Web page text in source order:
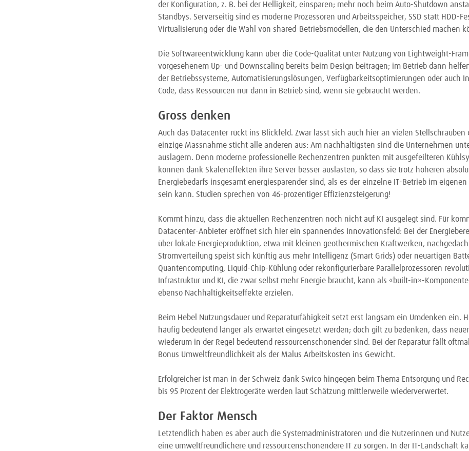
der Konfiguration, z. B. bei der Helligkeit, einsparen; mehr noch beim Auto-Shutdown
Standbys. Serverseitig sind es moderne Prozessoren und Arbeitsspeicher, SSD statt HDD-
Virtualisierung oder die Wahl von shared-Betriebsmodellen, die den Unterschied machen
Die Softwareentwicklung kann über die Code-Qualität unter Nutzung von Lightweight-
vorgesehenem Up- und Downscaling bereits beim Design beitragen; im Betrieb dann
der Betriebssysteme, Automatisierungslösungen, Verfügbarkeitsoptimierungen oder auch
Code, dass Ressourcen nur dann in Betrieb sind, wenn sie gebraucht werden.
Gross denken
Auch das Datacenter rückt ins Blickfeld. Zwar lässt sich auch hier an vielen Stellschrauben
einzige Massnahme sticht alle anderen aus: Am nachhaltigsten sind die Unternehmen
auslagern. Denn moderne professionelle Rechenzentren punkten mit ausgefeilteren
können dank Skaleneffekten ihre Server besser auslasten, so dass sie trotz höheren
Energiebedarfs insgesamt energiesparender sind, als es der einzelne IT-Betrieb im eigenen
sein kann. Studien sprechen von 46-prozentiger Effizienzsteigerung!
Kommt hinzu, dass die aktuellen Rechenzentren noch nicht auf KI ausgelegt sind. Für
Datacenter-Anbieter eröffnet sich hier ein spannendes Innovationsfeld: Bei der
über lokale Energieproduktion, etwa mit kleinen geothermischen Kraftwerken,
Stromverteilung speist sich künftig aus mehr Intelligenz (Smart Grids) oder neuartigen
Quantencomputing, Liquid-Chip-Kühlung oder rekonfigurierbare Parallelprozessoren
Infrastruktur und KI, die zwar selbst mehr Energie braucht, kann als «built-in»-Komponente
ebenso Nachhaltigkeitseffekte erzielen.
Beim Hebel Nutzungsdauer und Reparaturfähigkeit setzt erst langsam ein Umdenken ein.
häufig bedeutend länger als erwartet eingesetzt werden; doch gilt zu bedenken, dass
wiederum in der Regel bedeutend ressourcenschonender sind. Bei der Reparatur fällt
Bonus Umweltfreundlichkeit als der Malus Arbeitskosten ins Gewicht.
Erfolgreicher ist man in der Schweiz dank Swico hingegen beim Thema Entsorgung und
bis 95 Prozent der Elektrogeräte werden laut Schätzung mittlerweile wiederverwertet.
Der Faktor Mensch
Letztendlich haben es aber auch die Systemadministratoren und die Nutzerinnen und
eine umweltfreundlichere und ressourcenschonendere IT zu sorgen. In der IT-Landschaft